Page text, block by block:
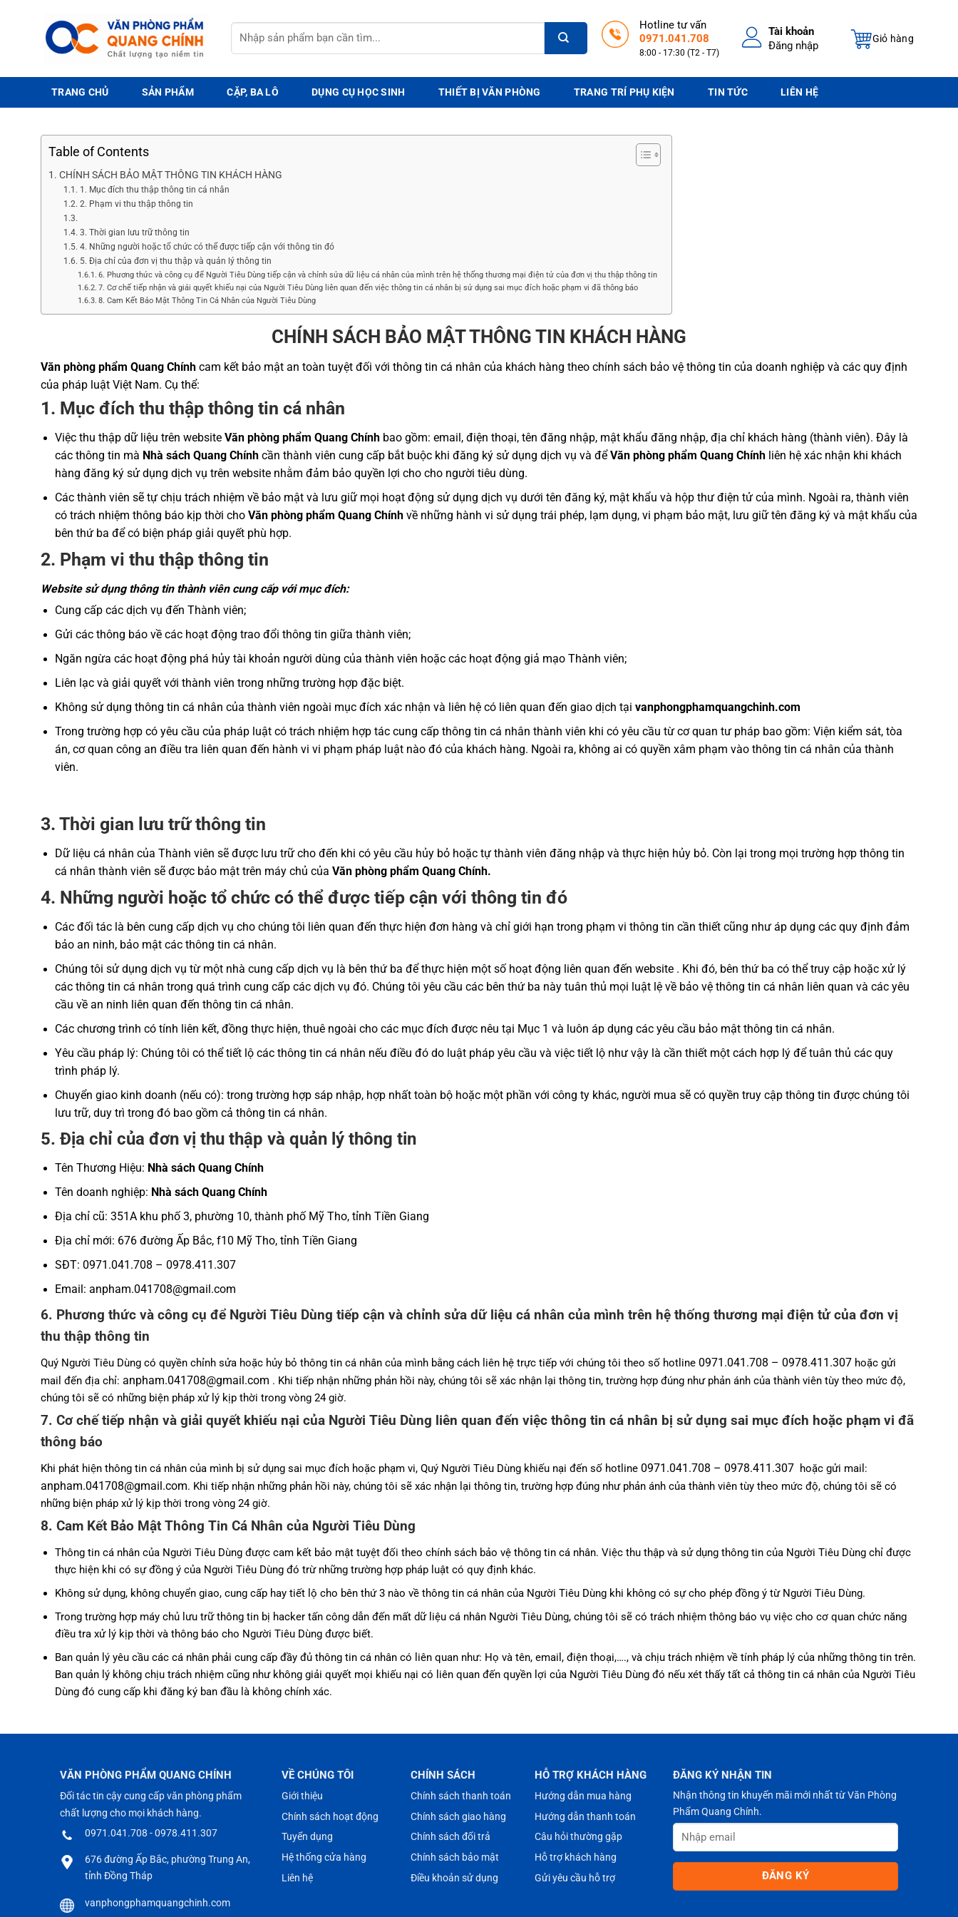
Tìm
kiếm:
Hotline tư vấn
0971.041.708
8:00 - 17:30 (T2 - T7)
Tài khoản
Đăng nhập
Giỏ hàng
TRANG CHỦ SẢN PHẨM CẶP, BA LÔ DỤNG CỤ HỌC SINH THIẾT BỊ VĂN PHÒNG TRANG TRÍ PHỤ KIỆN TIN TỨC LIÊN HỆ
Table of Contents
CHÍNH SÁCH BẢO MẬT THÔNG TIN KHÁCH HÀNG
1. Mục đích thu thập thông tin cá nhân
2. Phạm vi thu thập thông tin
3. Thời gian lưu trữ thông tin
4. Những người hoặc tổ chức có thể được tiếp cận với thông tin đó
5. Địa chỉ của đơn vị thu thập và quản lý thông tin
6. Phương thức và công cụ để Người Tiêu Dùng tiếp cận và chỉnh sửa dữ liệu cá nhân của mình trên hệ thống thương mại điện tử của đơn vị thu thập thông tin
7. Cơ chế tiếp nhận và giải quyết khiếu nại của Người Tiêu Dùng liên quan đến việc thông tin cá nhân bị sử dụng sai mục đích hoặc phạm vi đã thông báo
8. Cam Kết Bảo Mật Thông Tin Cá Nhân của Người Tiêu Dùng
CHÍNH SÁCH BẢO MẬT THÔNG TIN KHÁCH HÀNG
Văn phòng phẩm Quang Chính cam kết bảo mật an toàn tuyệt đối với thông tin cá nhân của khách hàng theo chính sách bảo vệ thông tin của doanh nghiệp và các quy định
của pháp luật Việt Nam. Cụ thể:
1. Mục đích thu thập thông tin cá nhân
Việc thu thập dữ liệu trên website Văn phòng phẩm Quang Chínhbao gồm: email, điện thoại, tên đăng nhập, mật khẩu đăng nhập, địa chỉ khách hàng (thành viên). Đây là
các thông tin mà Nhà sách Quang Chínhcần thành viên cung cấp bắt buộc khi đăng ký sử dụng dịch vụ và đểVăn phòng phẩm Quang Chínhliên hệ xác nhận khi khách
hàng đăng ký sử dụng dịch vụ trên website nhằm đảm bảo quyền lợi cho cho người tiêu dùng.
Các thành viên sẽ tự chịu trách nhiệm về bảo mật và lưu giữ mọi hoạt động sử dụng dịch vụ dưới tên đăng ký, mật khẩu và hộp thư điện tử của mình. Ngoài ra, thành viên
có trách nhiệm thông báo kịp thời cho Văn phòng phẩm Quang Chínhvề những hành vi sử dụng trái phép, lạm dụng, vi phạm bảo mật, lưu giữ tên đăng ký và mật khẩu của
bên thứ ba để có biện pháp giải quyết phù hợp.
2. Phạm vi thu thập thông tin
Website sử dụng thông tin thành viên cung cấp với mục đích:
Cung cấp các dịch vụ đến Thành viên;
Gửi các thông báo về các hoạt động trao đổi thông tin giữa thành viên;
Ngăn ngừa các hoạt động phá hủy tài khoản người dùng của thành viên hoặc các hoạt động giả mạo Thành viên;
Liên lạc và giải quyết với thành viên trong những trường hợp đặc biệt.
Không sử dụng thông tin cá nhân của thành viên ngoài mục đích xác nhận và liên hệ có liên quan đến giao dịch tại vanphongphamquangchinh.com
Trong trường hợp có yêu cầu của pháp luật có trách nhiệm hợp tác cung cấp thông tin cá nhân thành viên khi có yêu cầu từ cơ quan tư pháp bao gồm: Viện kiểm sát, tòa
án, cơ quan công an điều tra liên quan đến hành vi vi phạm pháp luật nào đó của khách hàng. Ngoài ra, không ai có quyền xâm phạm vào thông tin cá nhân của thành
viên.
3. Thời gian lưu trữ thông tin
Dữ liệu cá nhân của Thành viên sẽ được lưu trữ cho đến khi có yêu cầu hủy bỏ hoặc tự thành viên đăng nhập và thực hiện hủy bỏ. Còn lại trong mọi trường hợp thông tin
cá nhân thành viên sẽ được bảo mật trên máy chủ của Văn phòng phẩm Quang Chính.
4. Những người hoặc tổ chức có thể được tiếp cận với thông tin đó
Các đối tác là bên cung cấp dịch vụ cho chúng tôi liên quan đến thực hiện đơn hàng và chỉ giới hạn trong phạm vi thông tin cần thiết cũng như áp dụng các quy định đảm
bảo an ninh, bảo mật các thông tin cá nhân.
Chúng tôi sử dụng dịch vụ từ một nhà cung cấp dịch vụ là bên thứ ba để thực hiện một số hoạt động liên quan đến website . Khi đó, bên thứ ba có thể truy cập hoặc xử lý
các thông tin cá nhân trong quá trình cung cấp các dịch vụ đó. Chúng tôi yêu cầu các bên thứ ba này tuân thủ mọi luật lệ về bảo vệ thông tin cá nhân liên quan và các yêu
cầu về an ninh liên quan đến thông tin cá nhân.
Các chương trình có tính liên kết, đồng thực hiện, thuê ngoài cho các mục đích được nêu tại Mục 1 và luôn áp dụng các yêu cầu bảo mật thông tin cá nhân.
Yêu cầu pháp lý: Chúng tôi có thể tiết lộ các thông tin cá nhân nếu điều đó do luật pháp yêu cầu và việc tiết lộ như vậy là cần thiết một cách hợp lý để tuân thủ các quy
trình pháp lý.
Chuyển giao kinh doanh (nếu có): trong trường hợp sáp nhập, hợp nhất toàn bộ hoặc một phần với công ty khác, người mua sẽ có quyền truy cập thông tin được chúng tôi
lưu trữ, duy trì trong đó bao gồm cả thông tin cá nhân.
5. Địa chỉ của đơn vị thu thập và quản lý thông tin
Tên Thương Hiệu: Nhà sách Quang Chính
Tên doanh nghiệp: Nhà sách Quang Chính
Địa chỉ cũ: 351A khu phố 3, phường 10, thành phố Mỹ Tho, tỉnh Tiền Giang
Địa chỉ mới: 676 đường Ấp Bắc, f10 Mỹ Tho, tỉnh Tiền Giang
SĐT: 0971.041.708 – 0978.411.307
Email: anpham.041708@gmail.com
6. Phương thức và công cụ để Người Tiêu Dùng tiếp cận và chỉnh sửa dữ liệu cá nhân của mình trên hệ thống thương mại điện tử của đơn vị
thu thập thông tin
Quý Người Tiêu Dùng có quyền chỉnh sửa hoặc hủy bỏ thông tin cá nhân của mình bằng cách liên hệ trực tiếp với chúng tôi theo số hotline 0971.041.708 – 0978.411.307 hoặc gửi
mail đến địa chỉ: anpham.041708@gmail.com . Khi tiếp nhận những phản hồi này, chúng tôi sẽ xác nhận lại thông tin, trường hợp đúng như phản ánh của thành viên tùy theo mức độ,
chúng tôi sẽ có những biện pháp xử lý kịp thời trong vòng 24 giờ.
7. Cơ chế tiếp nhận và giải quyết khiếu nại của Người Tiêu Dùng liên quan đến việc thông tin cá nhân bị sử dụng sai mục đích hoặc phạm vi đã
thông báo
Khi phát hiện thông tin cá nhân của mình bị sử dụng sai mục đích hoặc phạm vi, Quý Người Tiêu Dùng khiếu nại đến số hotline 0971.041.708 – 0978.411.307 hoặc gửi mail:
anpham.041708@gmail.com. Khi tiếp nhận những phản hồi này, chúng tôi sẽ xác nhận lại thông tin, trường hợp đúng như phản ánh của thành viên tùy theo mức độ, chúng tôi sẽ có
những biện pháp xử lý kịp thời trong vòng 24 giờ.
8. Cam Kết Bảo Mật Thông Tin Cá Nhân của Người Tiêu Dùng
Thông tin cá nhân của Người Tiêu Dùng được cam kết bảo mật tuyệt đối theo chính sách bảo vệ thông tin cá nhân. Việc thu thập và sử dụng thông tin của Người Tiêu Dùng chỉ được
thực hiện khi có sự đồng ý của Người Tiêu Dùng đó trừ những trường hợp pháp luật có quy định khác.
Không sử dụng, không chuyển giao, cung cấp hay tiết lộ cho bên thứ 3 nào về thông tin cá nhân của Người Tiêu Dùng khi không có sự cho phép đồng ý từ Người Tiêu Dùng.
Trong trường hợp máy chủ lưu trữ thông tin bị hacker tấn công dẫn đến mất dữ liệu cá nhân Người Tiêu Dùng, chúng tôi sẽ có trách nhiệm thông báo vụ việc cho cơ quan chức năng
điều tra xử lý kịp thời và thông báo cho Người Tiêu Dùng được biết.
Ban quản lý yêu cầu các cá nhân phải cung cấp đầy đủ thông tin cá nhân có liên quan như: Họ và tên, email, điện thoại,…., và chịu trách nhiệm về tính pháp lý của những thông tin trên.
Ban quản lý không chịu trách nhiệm cũng như không giải quyết mọi khiếu nại có liên quan đến quyền lợi của Người Tiêu Dùng đó nếu xét thấy tất cả thông tin cá nhân của Người Tiêu
Dùng đó cung cấp khi đăng ký ban đầu là không chính xác.
VĂN PHÒNG PHẨM QUANG CHÍNH
Đối tác tin cậy cung cấp văn phòng phẩm
chất lượng cho mọi khách hàng.
0971.041.708 - 0978.411.307
676 đường Ấp Bắc, phường Trung An,
tỉnh Đồng Tháp
vanphongphamquangchinh.com
VỀ CHÚNG TÔI
Giới thiệu
Chính sách hoạt động
Tuyển dụng
Hệ thống cửa hàng
Liên hệ
CHÍNH SÁCH
Chính sách thanh toán
Chính sách giao hàng
Chính sách đổi trả
Chính sách bảo mật
Điều khoản sử dụng
HỖ TRỢ KHÁCH HÀNG
Hướng dẫn mua hàng
Hướng dẫn thanh toán
Câu hỏi thường gặp
Hỗ trợ khách hàng
Gửi yêu cầu hỗ trợ
ĐĂNG KÝ NHẬN TIN
Nhận thông tin khuyến mãi mới nhất từ Văn Phòng
Phẩm Quang Chính.